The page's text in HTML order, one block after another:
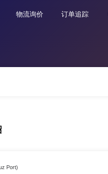
物流询价 订单追踪
Port)